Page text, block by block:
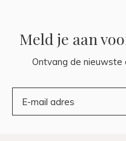
Meld je aan
Ontvang de nieuwste